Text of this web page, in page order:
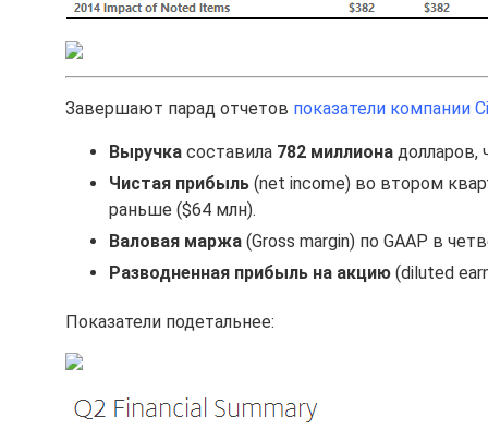
Завершают парад отчетов показатели компании
Выручка составила 782 миллиона долларов,
Чистая прибыль (net income) во втором
раньше ($64 млн).
Валовая маржа (Gross margin) по GAAP в
Разводненная прибыль на акцию (diluted
Показатели подетальнее: